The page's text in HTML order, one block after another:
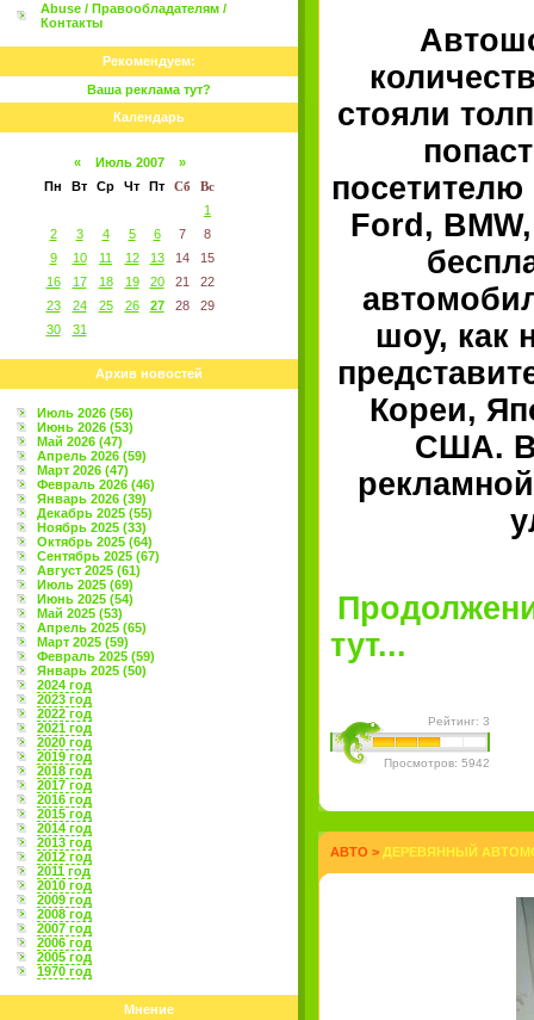
Abuse / Правообладателям /
Контакты
Рекомендуем:
Ваша реклама тут?
Календарь
« Июль 2007
»
Пн
Вт Ср Чт Пт Сб
Вс
1
2
3 4 5 6 7
8
9
10 11 12 13 14
15
16
17 18 19 20 21
22
23
24 25 26 27 28
29
30
31
Архив новостей
Июль 2026 (56)
Июнь 2026 (53)
Май 2026 (47)
Апрель 2026 (59)
Март 2026 (47)
Февраль 2026 (46)
Январь 2026 (39)
Декабрь 2025 (55)
Ноябрь 2025 (33)
Октябрь 2025 (64)
Сентябрь 2025 (67)
Август 2025 (61)
Июль 2025 (69)
Июнь 2025 (54)
Май 2025 (53)
Апрель 2025 (65)
Март 2025 (59)
Февраль 2025 (59)
Январь 2025 (50)
2024 год
2023 год
2022 год
2021 год
2020 год
2019 год
2018 год
2017 год
2016 год
2015 год
2014 год
2013 год
2012 год
2011 год
2010 год
2009 год
2008 год
2007 год
2006 год
2005 год
1970 год
Мнение
стояли
Ford,
шоу, как
Кореи,
США. В
тут...
Рейтинг: 3
Просмотров: 5942
АВТО > ДЕРЕВЯННЫЙ